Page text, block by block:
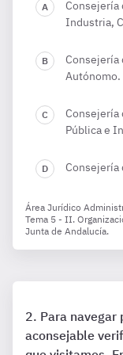
Consejería
Industria,
Consejería
Autónomo.
Consejería
Pública e
Consejería
Área Jurídico
Tema 5 - II.
Junta de Andalucía.
Para navegar
aconsejable